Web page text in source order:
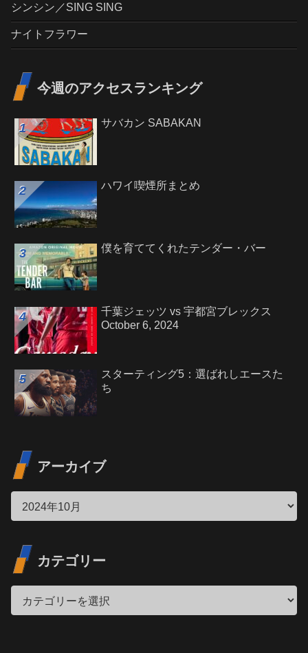
シンシン／SING SING
ナイトフラワー
今週のアクセスランキング
サバカン SABAKAN
ハワイ喫煙所まとめ
僕を育ててくれたテンダー・バー
千葉ジェッツ vs 宇都宮ブレックス
October 6, 2024
スターティング5：選ばれしエースた
ち
アーカイブ
カテゴリー